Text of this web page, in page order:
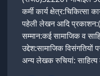
कर्मी कार्य
पहेली लेखन आदि
सम्मान:कई सामाजिक व
उद्देश:सामाजिक
अन्य लेखक रुचियां: